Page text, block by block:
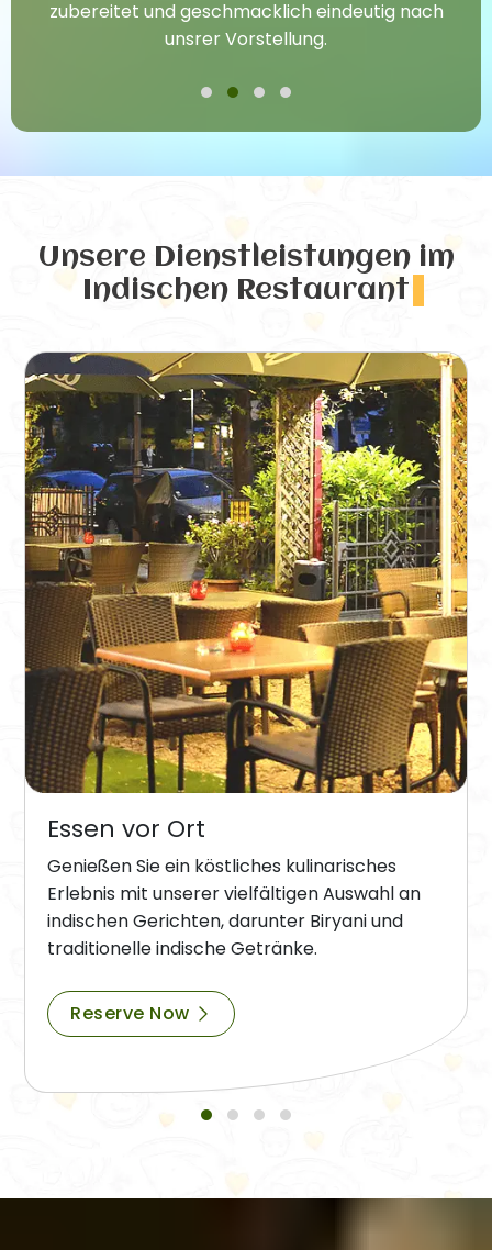
zubereitet und geschmacklich eindeutig nach
unsrer Vorstellung.
Unsere Dienstleistungen im
Indischen Restaurant
Essen vor Ort
Genießen Sie ein köstliches kulinarisches
Erlebnis mit unserer vielfältigen Auswahl an
indischen Gerichten, darunter Biryani und
traditionelle indische Getränke.
Reserve Now